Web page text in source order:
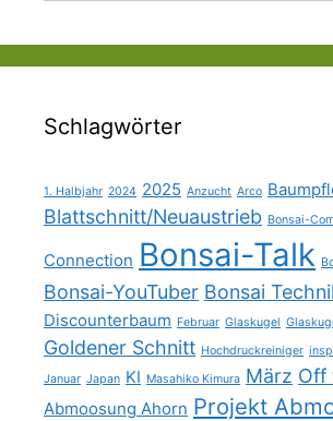
Schlagwörter
1. Halbjahr 2024 2025 Anzucht Arco
Blattschnitt/Neuaustrieb Bonsai-
Connection Bonsai-Talk
Bonsai-YouTuber Bonsai
Discounterbaum Februar Glaskugel
Goldener Schnitt Hochdruckreiniger
Januar Japan KI Masahiko Kimura März Off
Abmoosung Ahorn Projekt